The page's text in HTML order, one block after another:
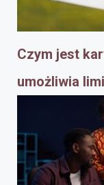
Czym jest
umożliwia